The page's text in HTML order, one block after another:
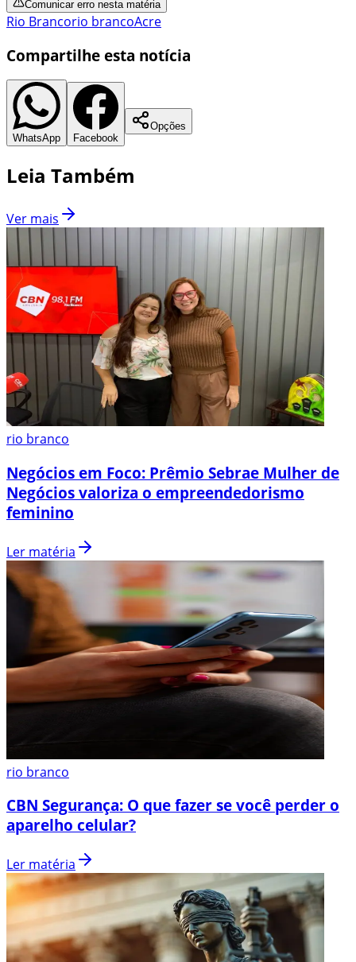
Comunicar erro nesta matéria
Rio Brancorio brancoAcre
Compartilhe esta notícia
WhatsApp Facebook
Opções
Leia Também
Ver mais
rio branco
Negócios em Foco: Prêmio Sebrae Mulher de
Negócios valoriza o empreendedorismo
feminino
Ler matéria
rio branco
CBN Segurança: O que fazer se você perder o
aparelho celular?
Ler matéria